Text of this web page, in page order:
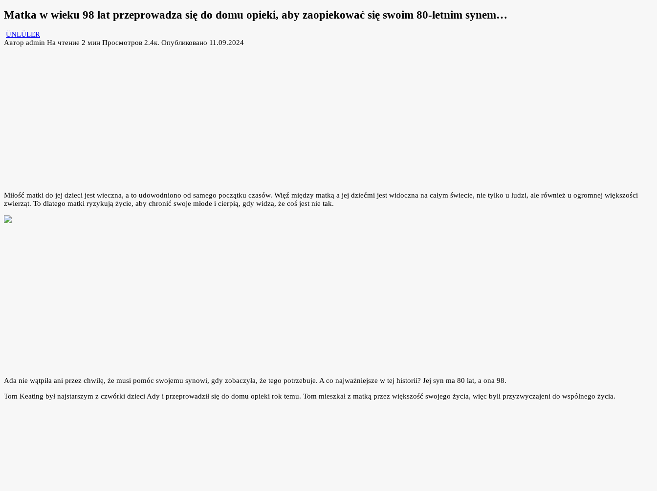
Matka w wieku 98 lat przeprowadza się do domu opieki, aby zaopiekować się swoim 80-letnim synem…
ÜNLÜLER
Автор admin На чтение 2 мин Просмотров 2.4к. Опубликовано 11.09.2024
Miłość matki do jej dzieci jest wieczna, a to udowodniono od samego początku czasów. Więź między matką a jej dziećmi jest widoczna na całym świecie, nie tylko u ludzi, ale również u ogromnej większości
zwierząt. To dlatego matki ryzykują życie, aby chronić swoje młode i cierpią, gdy widzą, że coś jest nie tak.
Ada nie wątpiła ani przez chwilę, że musi pomóc swojemu synowi, gdy zobaczyła, że tego potrzebuje. A co najważniejsze w tej historii? Jej syn ma 80 lat, a ona 98.
Tom Keating był najstarszym z czwórki dzieci Ady i przeprowadził się do domu opieki rok temu. Tom mieszkał z matką przez większość swojego życia, więc byli przyzwyczajeni do wspólnego życia.